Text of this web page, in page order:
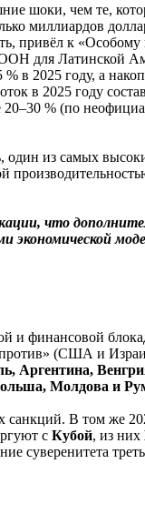
шоки, чем те,
миллиардов
привёл к
ООН для
в 2025 году, а
в 2025 году
% (по
из самых
что
экономической
и финансовой
(США и
Аргентина,
Молдова и
В том же
с Кубой, из них
суверенитета